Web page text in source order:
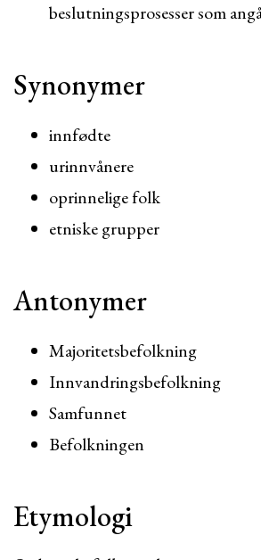
beslutningsprosesser som
Synonymer
innfødte
urinnvånere
oprinnelige folk
etniske grupper
Antonymer
Majoritetsbefolkning
Innvandringsbefolkning
Samfunnet
Befolkningen
Etymologi